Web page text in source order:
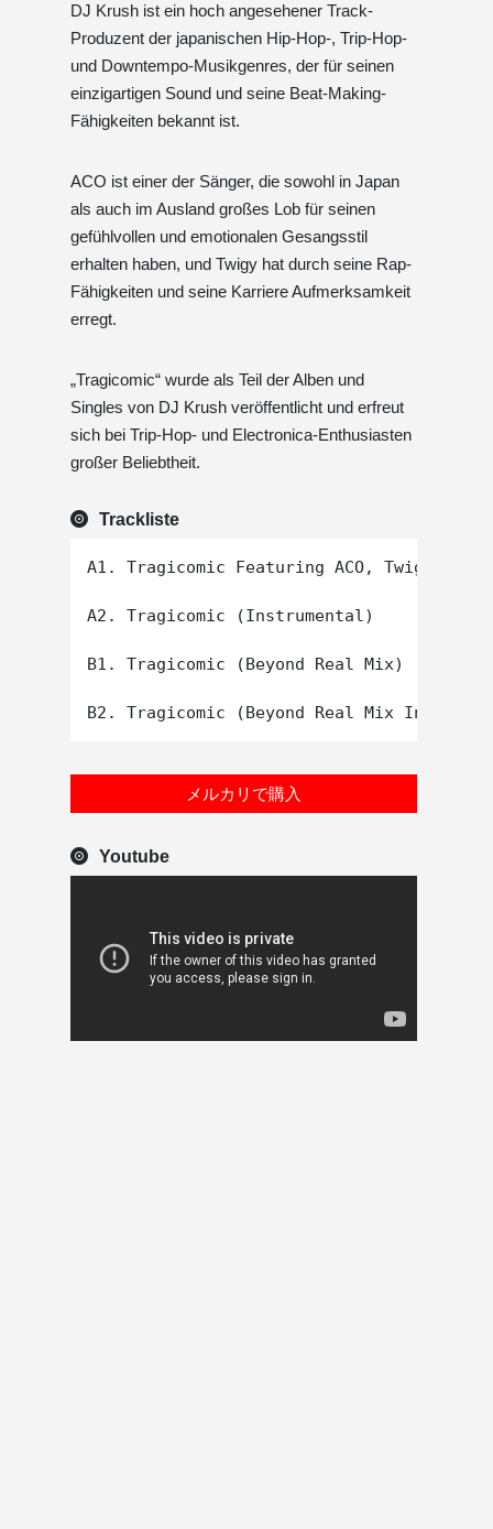
DJ Krush ist ein hoch angesehener Track-
Produzent der japanischen Hip-Hop-, Trip-Hop-
und Downtempo-Musikgenres, der für seinen
einzigartigen Sound und seine Beat-Making-
Fähigkeiten bekannt ist.
ACO ist einer der Sänger, die sowohl in Japan
als auch im Ausland großes Lob für seinen
gefühlvollen und emotionalen Gesangsstil
erhalten haben, und Twigy hat durch seine Rap-
Fähigkeiten und seine Karriere Aufmerksamkeit
erregt.
„Tragicomic“ wurde als Teil der Alben und
Singles von DJ Krush veröffentlicht und erfreut
sich bei Trip-Hop- und Electronica-Enthusiasten
großer Beliebtheit.
Trackliste
A1. Tragicomic Featuring ACO, Twigy
A2. Tragicomic (Instrumental)
B1. Tragicomic (Beyond Real Mix)
メルカリで購入
Youtube